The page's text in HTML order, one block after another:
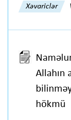
Xəvariclər
Allahın
hökmü